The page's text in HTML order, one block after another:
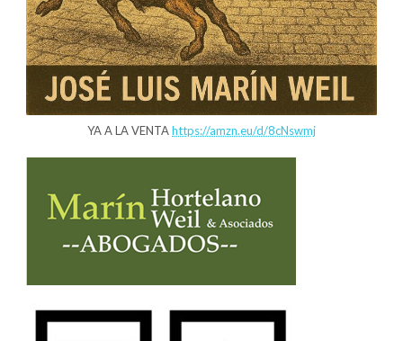
YA A LA VENTAhttps://amzn.eu/d/8cNswmj